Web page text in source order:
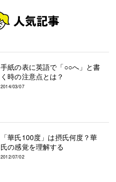
手紙の表に英語で「○○へ」と書
く時の注意点とは？
2014/03/07
「華氏100度」は摂氏何度？華
氏の感覚を理解する
2012/07/02